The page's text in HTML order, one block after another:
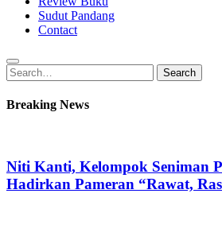
Sudut Pandang
Contact
Search
for:
Search
Breaking News
Niti Kanti, Kelompok Seniman
Hadirkan Pameran “Rawat,